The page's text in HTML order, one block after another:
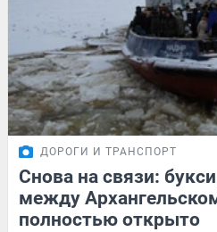
ДОРОГИ И ТРАНСПОРТ
Снова на связи:
между
полностью открыто